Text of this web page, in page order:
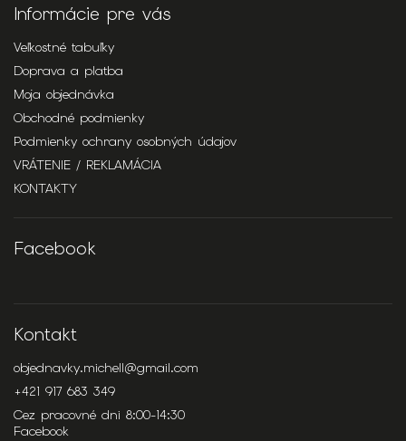
Informácie pre vás
Veľkostné tabuľky
Doprava a platba
Moja objednávka
Obchodné podmienky
Podmienky ochrany osobných údajov
VRÁTENIE / REKLAMÁCIA
KONTAKTY
Facebook
Kontakt
objednavky.michell@gmail.com
+421 917 683 349
Cez pracovné dni 8:00-14:30
Facebook